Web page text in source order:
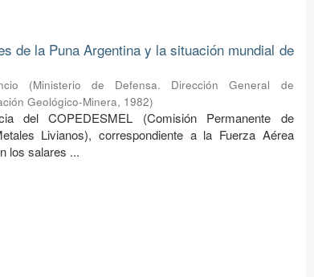
de la Puna Argentina y la situación mundial de
(Ministerio de Defensa. Dirección General de
Geológico-Minera, 1982)
del COPEDESMEL (Comisión Permanente de
Livianos), correspondiente a la Fuerza Aérea
los salares ...